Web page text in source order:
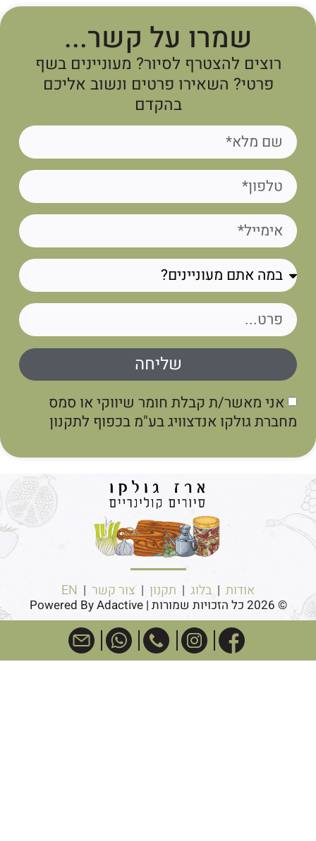
שמרו על קשר...
רוצים להצטרף לסיור? מעוניינים בשף
פרטי? השאירו פרטים ונשוב אליכם
בהקדם
אני מאשר/ת קבלת חומר שיווקי או סמס
גולקו אנדצוויג בע"מ בכפוף לתקנון
שליחה
אודות|בלוג |תקנון|צור קשר|
EN
© 2026 כל הזכויות שמורות | Powered By Adactive